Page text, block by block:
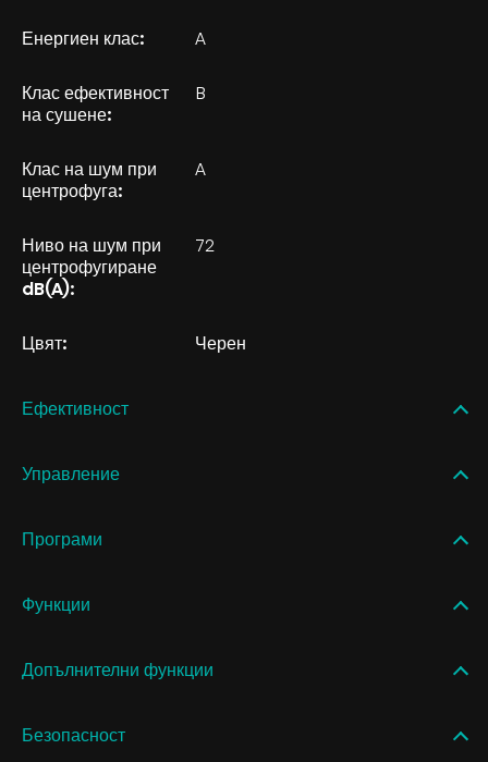
Енергиен клас: A
Клас ефективност
на сушене:
B
Клас на шум при
центрофуга:
A
Ниво на шум при
центрофугиране
dB(A):
72
Цвят: Черен
Ефективност
Управление
Програми
Функции
Допълнителни функции
Безопасност